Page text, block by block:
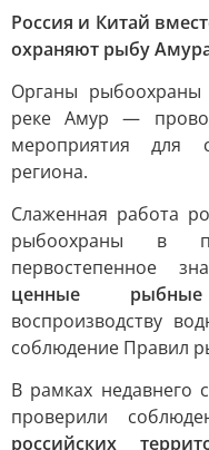
Россия и Китай
охраняют рыбу
Органы
реке Амур —
мероприятия для
региона.
Слаженная работа
рыбоохраны в
первостепенное
ценные
воспроизводству
соблюдение Правил
В рамках недавнего
проверили
российских